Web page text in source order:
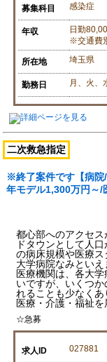
募集科目 感染症
年収
日勤
※交通費
所在地 埼玉県
勤務日 月、火
二次救急指定
※終了案件です【病院
年モデル1,300万円～/
都心部へのアクセ
ドタウンとして人
の病床規模や医療ス
大学病院なみとい
医療機関は、各大
いですが、いくつ
れることも少なく
医療・介護・福祉を
☆急募
求人ID 027881